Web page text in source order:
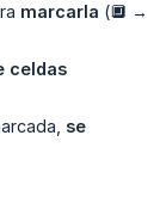
marcarla (🔲 →
celdas
se